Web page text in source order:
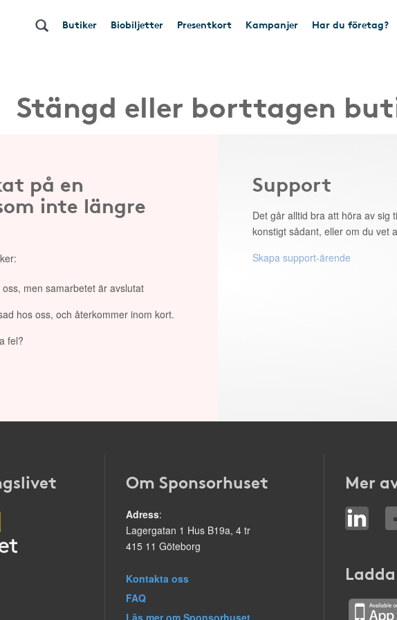
Butiker Biobiljetter Presentkort Kampanjer Har du företag?
Stängd eller borttagen
på en
inte längre
men samarbetet är avslutat
hos oss, och återkommer inom kort.
fel?
Support
Det går alltid bra att höra av sig
konstigt sådant, eller om du vet
Skapa support-ärende
Om Sponsorhuset
Adress:
Lagergatan 1 Hus B19a, 4 tr
415 11 Göteborg
Kontakta oss
FAQ
Läs mer om Sponsorhuset
Mer